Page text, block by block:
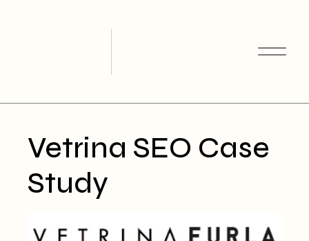
Vetrina SEO Case
Study